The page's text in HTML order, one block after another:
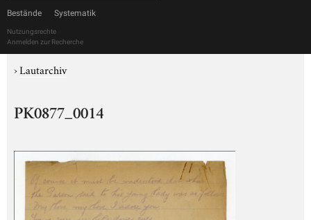
Bestände Systematik
Nutzungsrechte
Anmelden zur Recherche
›Lautarchiv
PK0877_0014